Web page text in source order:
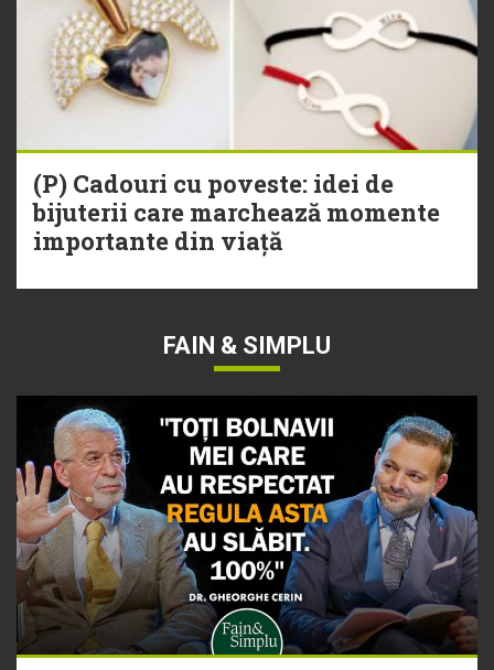
(P) Cadouri cu poveste: idei de
bijuterii care marchează momente
importante din viață
FAIN & SIMPLU